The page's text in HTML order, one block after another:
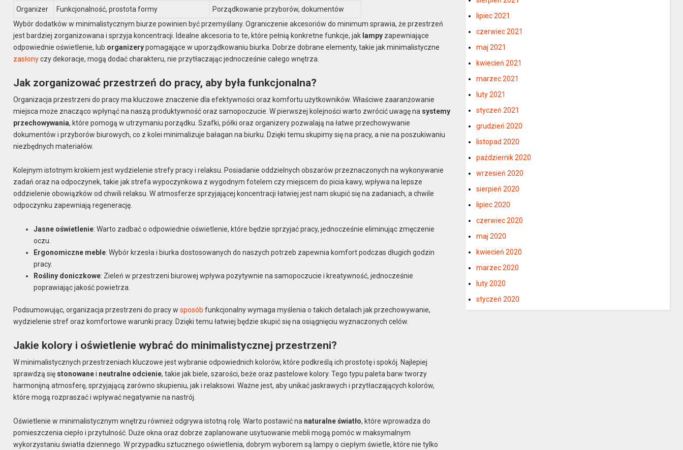
Organizer Funkcjonalność, prostota formy
Porządkowanie przyborów, dokumentów
Wybór dodatków w minimalistycznym biurze powinien być przemyślany. Ograniczenie akcesoriów do minimum sprawia, że przestrzeń
jest bardziej zorganizowana i sprzyja koncentracji. Idealne akcesoria to te, które pełnią konkretne funkcje, jak lampy zapewniające
odpowiednie oświetlenie, lub organizerypomagające w uporządkowaniu biurka. Dobrze dobrane elementy, takie jak minimalistyczne
zasłonyczy dekoracje, mogą dodać charakteru, nie przytłaczając jednocześnie całego wnętrza.
Jak zorganizować przestrzeń do pracy, aby była funkcjonalna?
Organizacja przestrzeni do pracy ma kluczowe znaczenie dla efektywności oraz komfortu użytkowników. Właściwe zaaranżowanie
miejsca może znacząco wpłynąć na naszą produktywność oraz samopoczucie. W pierwszej kolejności warto zwrócić uwagę na systemy
przechowywania, które pomogą w utrzymaniu porządku. Szafki, półki oraz organizery pozwalają na łatwe przechowywanie
dokumentów i przyborów biurowych, co z kolei minimalizuje bałagan na biurku. Dzięki temu skupimy się na pracy, a nie na poszukiwaniu
niezbędnych materiałów.
Kolejnym istotnym krokiem jest wydzielenie strefy pracy i relaksu. Posiadanie oddzielnych obszarów przeznaczonych na wykonywanie
zadań oraz na odpoczynek, takie jak strefa wypoczynkowa z wygodnym fotelem czy miejscem do picia kawy, wpływa na lepsze
oddzielenie obowiązków od chwili relaksu. W atmosferze sprzyjającej koncentracji łatwiej jest nam skupić się na zadaniach, a chwile
odpoczynku zapewniają regenerację.
Jasne oświetlenie: Warto zadbać o odpowiednie oświetlenie, które będzie sprzyjać pracy, jednocześnie eliminując zmęczenie
oczu.
Ergonomiczne meble: Wybór krzesła i biurka dostosowanych do naszych potrzeb zapewnia komfort podczas długich godzin
pracy.
Rośliny doniczkowe: Zieleń w przestrzeni biurowej wpływa pozytywnie na samopoczucie i kreatywność, jednocześnie
poprawiając jakość powietrza.
Podsumowując, organizacja przestrzeni do pracy wsposób funkcjonalny wymaga myślenia o takich detalach jak przechowywanie,
wydzielenie stref oraz komfortowe warunki pracy. Dzięki temu łatwiej będzie skupić się na osiągnięciu wyznaczonych celów.
Jakie kolory i oświetlenie wybrać do minimalistycznej przestrzeni?
W minimalistycznych przestrzeniach kluczowe jest wybranie odpowiednich kolorów, które podkreślą ich prostotę i spokój. Najlepiej
sprawdzą się stonowanei neutralne odcienie, takie jak biele, szarości, beże oraz pastelowe kolory. Tego typu paleta barw tworzy
harmonijną atmosferę, sprzyjającą zarówno skupieniu, jak i relaksowi. Ważne jest, aby unikać jaskrawych i przytłaczających kolorów,
które mogą rozpraszać i wpływać negatywnie na nastrój.
Oświetlenie w minimalistycznym wnętrzu również odgrywa istotną rolę. Warto postawić na naturalne światło, które wprowadza do
pomieszczenia ciepło i przytulność. Duże okna oraz dobrze zaplanowane usytuowanie mebli mogą pomóc w maksymalnym
wykorzystaniu światła dziennego. W przypadku sztucznego oświetlenia, dobrym wyborem są lampy o ciepłym świetle, które nie tylko
lipiec 2021
czerwiec 2021
maj 2021
kwiecień 2021
marzec 2021
luty 2021
styczeń 2021
grudzień 2020
listopad 2020
październik 2020
wrzesień 2020
sierpień 2020
lipiec 2020
czerwiec 2020
maj 2020
kwiecień 2020
marzec 2020
luty 2020
styczeń 2020